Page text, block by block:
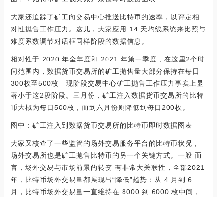
大家还追踪了矿工向交易中心推送比特币的速率，以评定相
对性抛售工作压力。这儿，大家应用 14 天均线系统来比照与
难度系数调节对话框同样阶段的数据信息。
相对性于 2020 年全年度和 2021 年第一季度，在这里2个时
间范围内，数据货币交易所的矿工抛售量大部分保持在每日
300枚至500枚，现阶段交易中心矿工抛售工作压力事实上显
著小于这2段阶段。三月份，矿工注入数据货币交易所的比特
币大概为每日500枚，而到六月份则降低到每日200枚。
图中：矿工注入到数据货币交易所的比特币即时数据图表
大家又核查了一些监管的场外交易服务平台的比特币状况，
场外交易所也是矿工抛售比特币的另一个关键方式。一般 而
言，场外交易与市场前景的转变 有非常大关联性，全部2021
年，比特币场外交易量都展现出“降低”趋势：从 4 月到 6
月，比特币场外交易量一直维持在 8000 到 6000 枚中间，